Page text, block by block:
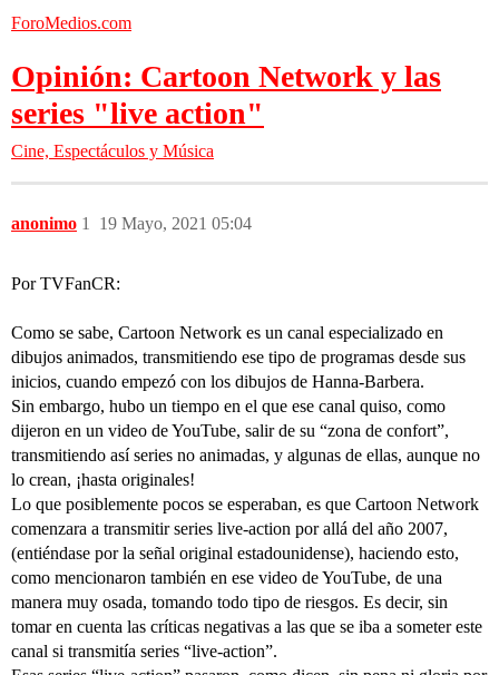
ForoMedios.com
Opinión: Cartoon Network y las
series "live action"
Cine, Espectáculos y Música
anonimo 19 Mayo, 2021 05:04
1
Por TVFanCR:
Como se sabe, Cartoon Network es un canal especializado en
dibujos animados, transmitiendo ese tipo de programas desde sus
inicios, cuando empezó con los dibujos de Hanna-Barbera.
Sin embargo, hubo un tiempo en el que ese canal quiso, como
dijeron en un video de YouTube, salir de su “zona de confort”,
transmitiendo así series no animadas, y algunas de ellas, aunque no
lo crean, ¡hasta originales!
Lo que posiblemente pocos se esperaban, es que Cartoon Network
comenzara a transmitir series live-action por allá del año 2007,
(entiéndase por la señal original estadounidense), haciendo esto,
como mencionaron también en ese video de YouTube, de una
manera muy osada, tomando todo tipo de riesgos. Es decir, sin
tomar en cuenta las críticas negativas a las que se iba a someter este
canal si transmitía series “live-action”.